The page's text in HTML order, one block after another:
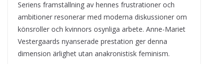
Seriens framställning av hennes frustrationer och
ambitioner resonerar med moderna diskussioner om
könsroller och kvinnors osynliga arbete. Anne-Mariet
Vestergaards nyanserade prestation ger denna
dimension ärlighet utan anakronistisk feminism.